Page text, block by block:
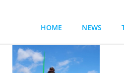
HOME NEWS